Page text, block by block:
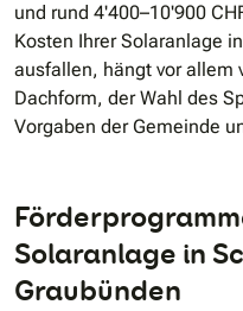
und rund 4'400–10'900
Kosten Ihrer Solaranlage
ausfallen, hängt vor allem
Dachform, der Wahl des
Vorgaben der Gemeinde
Solaranlage in
Graubünden